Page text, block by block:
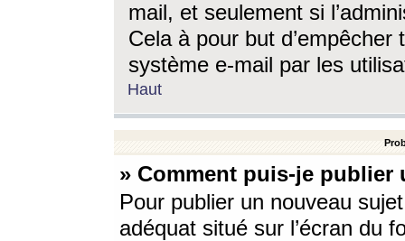
mail, et seulement si
Cela à pour but
système e-mail par les
Haut
» Comment puis-je
Pour publier un nouveau
adéquat situé sur l’écran du